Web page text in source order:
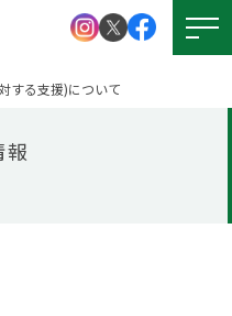
する支援)について
報